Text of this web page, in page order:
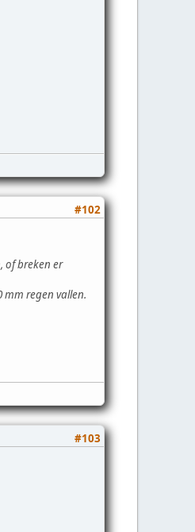
#102
of breken er
mm regen vallen.
#103